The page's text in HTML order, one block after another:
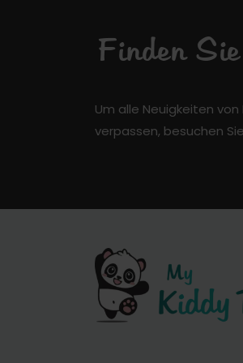
Finden
Um alle Neuigkeiten von
verpassen, besuchen